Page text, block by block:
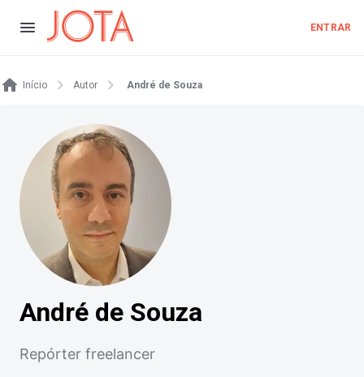
ENTRAR
Início Autor André de Souza
André de Souza
Repórter freelancer